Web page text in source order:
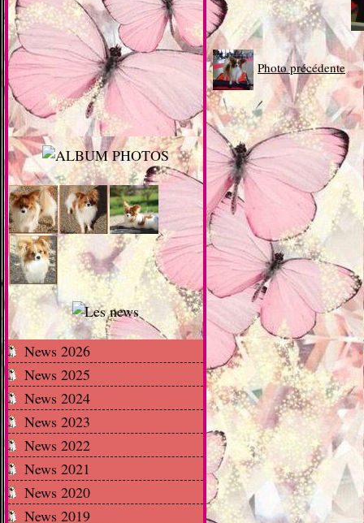
News 2026
News 2025
News 2024
News 2023
News 2022
News 2021
News 2020
News 2019
Photo précédente